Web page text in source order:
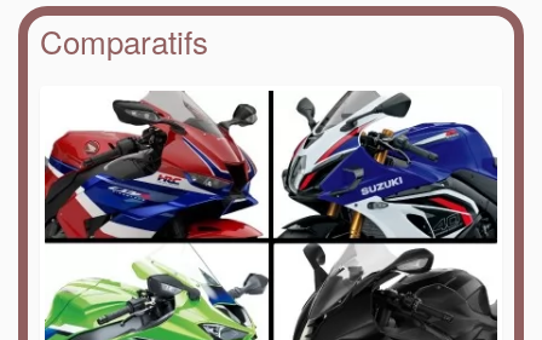
Comparatifs